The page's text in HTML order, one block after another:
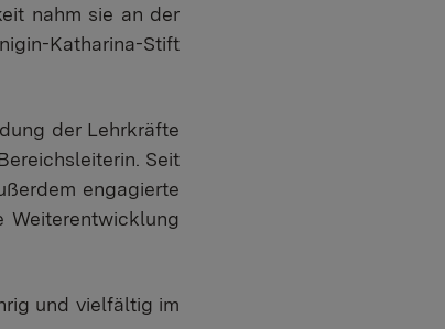
nahm sie an der
Katharina-Stift
der Lehrkräfte
Seit
engagierte
und vielfältig im